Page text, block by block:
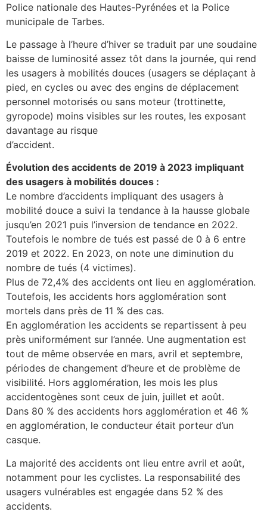
Police nationale des Hautes-Pyrénées et la Police
municipale de Tarbes.
Le passage à l’heure d’hiver se traduit par une soudaine
baisse de luminosité assez tôt dans la journée, qui rend
les usagers à mobilités douces (usagers se déplaçant à
pied, en cycles ou avec des engins de déplacement
personnel motorisés ou sans moteur (trottinette,
gyropode) moins visibles sur les routes, les exposant
davantage au risque
d’accident.
Évolution des accidents de 2019 à 2023 impliquant
des usagers à mobilités douces :
Le nombre d’accidents impliquant des usagers à
mobilité douce a suivi la tendance à la hausse globale
jusqu’en 2021 puis l’inversion de tendance en 2022.
Toutefois le nombre de tués est passé de 0 à 6 entre
2019 et 2022. En 2023, on note une diminution du
nombre de tués (4 victimes).
Plus de 72,4% des accidents ont lieu en agglomération.
Toutefois, les accidents hors agglomération sont
mortels dans près de 11 % des cas.
En agglomération les accidents se repartissent à peu
près uniformément sur l’année. Une augmentation est
tout de même observée en mars, avril et septembre,
périodes de changement d’heure et de problème de
visibilité. Hors agglomération, les mois les plus
accidentogènes sont ceux de juin, juillet et août.
Dans 80 % des accidents hors agglomération et 46 %
en agglomération, le conducteur était porteur d’un
casque.
La majorité des accidents ont lieu entre avril et août,
notamment pour les cyclistes. La responsabilité des
usagers vulnérables est engagée dans 52 % des
accidents.